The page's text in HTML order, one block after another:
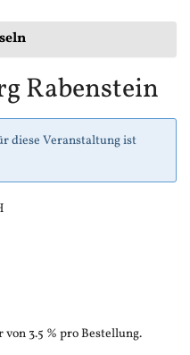
Rabenstein
diese Veranstaltung ist
3.5 % pro Bestellung.